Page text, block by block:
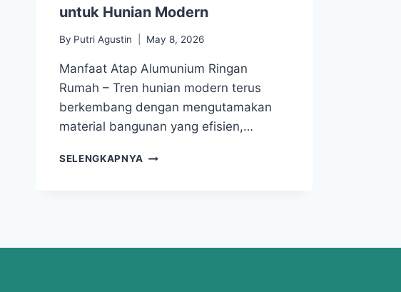
untuk Hunian Modern
By Putri Agustin May 8, 2026
Manfaat Atap Alumunium Ringan
Rumah – Tren hunian modern terus
berkembang dengan mengutamakan
material bangunan yang efisien,…
SELENGKAPNYA